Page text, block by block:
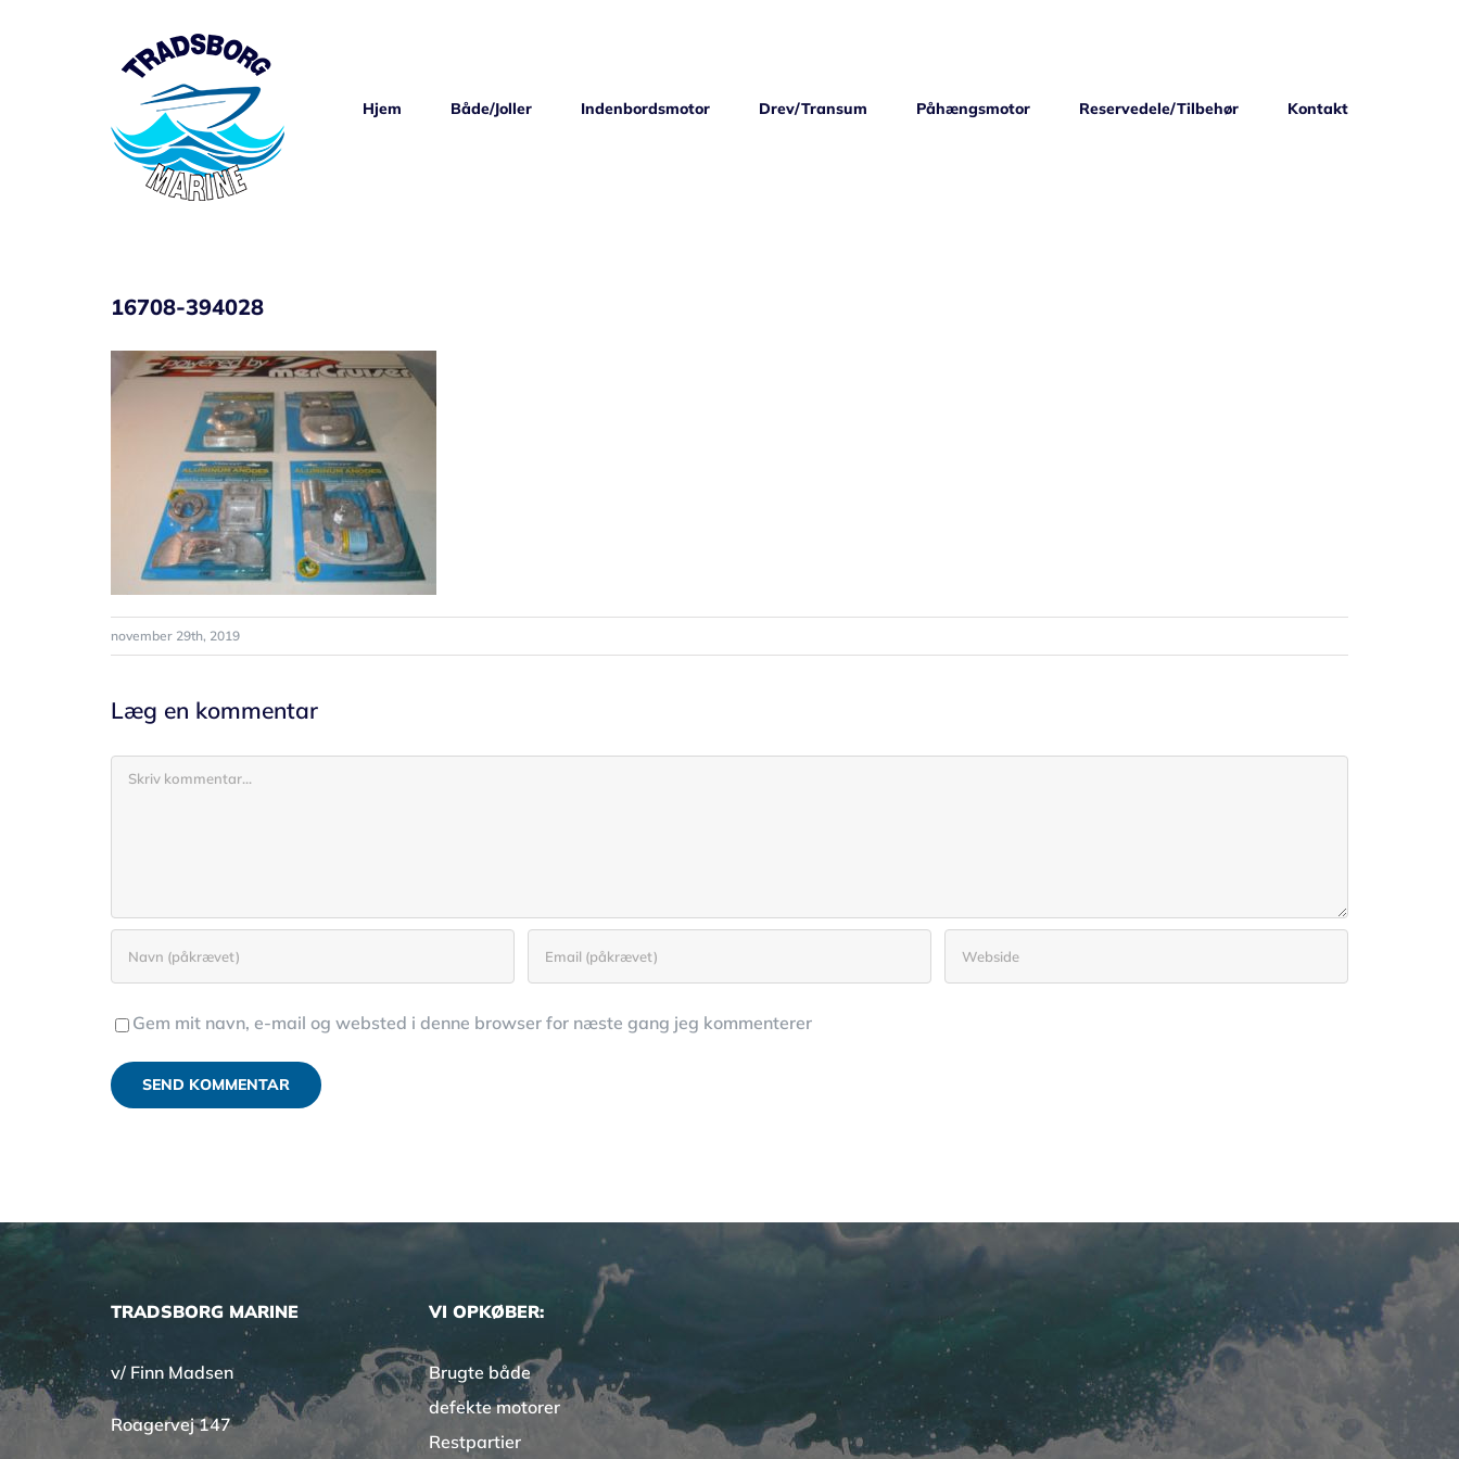
Hjem Både/Joller Indenbordsmotor Drev/Transum Påhængsmotor Reservedele/Tilbehør Kontakt
16708-394028
november 29th, 2019
Læg en kommentar
Comment
Gem mit navn, e-mail og websted i denne browser for næste gang jeg kommenterer
TRADSBORG MARINE
v/ Finn Madsen
Roagervej 147
VI OPKØBER:
Brugte både
defekte motorer
Restpartier